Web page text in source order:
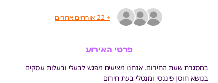
+ 22 אורחים אחרים
פרטי האירוע
במסגרת שעת החירום, אנחנו מציעים מפגש לבעלי ובעלות עסקים
בנושא חוסן פיננסי ומנטלי בעת חירום